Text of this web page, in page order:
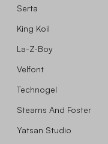
Serta
King Koil
La-Z-Boy
Velfont
Technogel
Stearns And Foster
Yatsan Studio